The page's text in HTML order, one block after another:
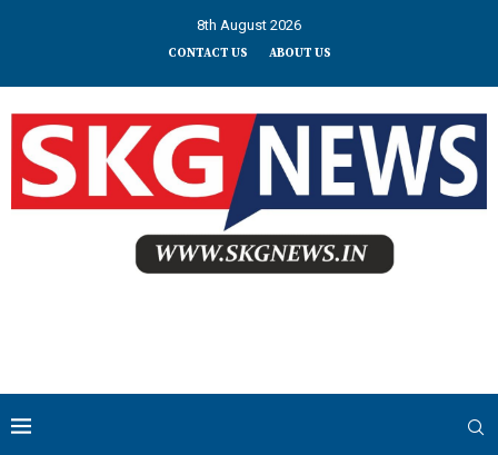
8th August 2026
CONTACT US ABOUT US